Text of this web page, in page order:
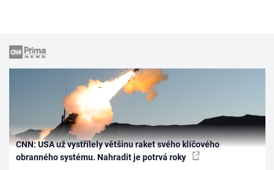
CNN: USA už vystřílely většinu raket svého klíčového
obranného systému. Nahradit je potrvá roky